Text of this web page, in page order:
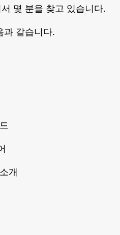
몇 분을 찾고 있습니다.
과 같습니다.
개